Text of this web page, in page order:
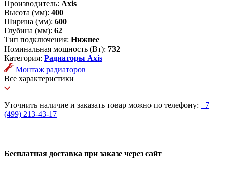
Производитель: Axis
Высота (мм): 400
Ширина (мм): 600
Глубина (мм): 62
Тип подключения: Нижнее
Номинальная мощность (Вт): 732
Категория: Радиаторы Axis
Монтаж радиаторов
Все характеристики
Уточнить наличие и заказать товар можно по телефону: +7
(499) 213-43-17
Бесплатная доставка при заказе через сайт